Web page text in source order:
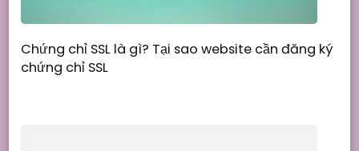
Chứng chỉ SSL là gì? Tại sao website cần đăng ký
chứng chỉ SSL